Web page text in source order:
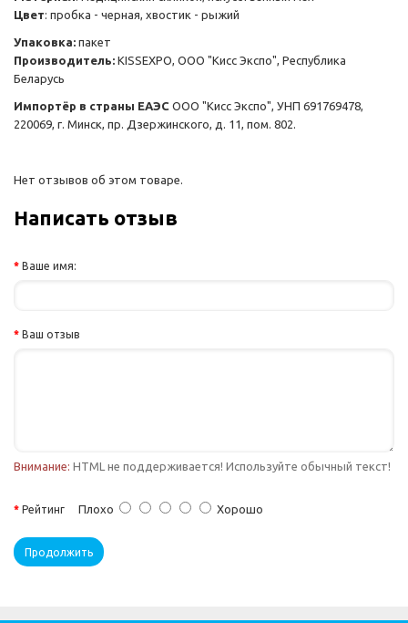
Цвет: пробка - черная, хвостик - рыжий
Упаковка: пакет
Производитель: KISSEXPO, ОOО "Кисс Экспо", Республика
Беларусь
Импортёр в страны ЕАЭС ООО "Кисс Экспо", УНП 691769478,
220069, г. Минск, пр. Дзержинского, д. 11, пом. 802.
Нет отзывов об этом товаре.
Написать отзыв
Ваше имя:
Ваш отзыв
Внимание: HTML не поддерживается! Используйте обычный текст!
Рейтинг Плохо Хорошо
Продолжить